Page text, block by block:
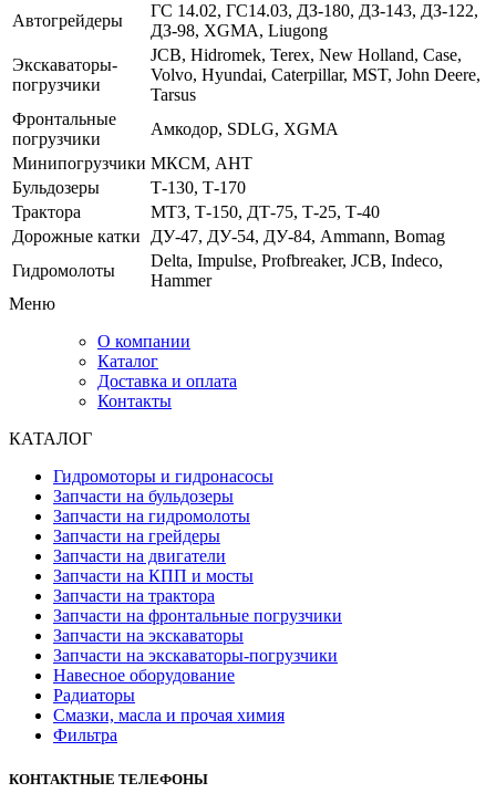
Автогрейдеры
ГС 14.02, ГС14.03, ДЗ-180, ДЗ-143, ДЗ-122,
ДЗ-98, XGMA, Liugong
Экскаваторы-
погрузчики
JCB, Hidromek, Terex, New Holland, Case,
Volvo, Hyundai, Caterpillar, MST, John Deere,
Tarsus
Фронтальные
погрузчики
Амкодор, SDLG, XGMA
Минипогрузчики МКСМ, АНТ
Бульдозеры
Т-130, Т-170
Трактора
МТЗ, Т-150, ДТ-75, Т-25, Т-40
Дорожные катки
ДУ-47, ДУ-54, ДУ-84, Ammann, Bomag
Гидромолоты
Delta, Impulse, Profbreaker, JCB, Indeco,
Hammer
Меню
О компании
Каталог
Доставка и оплата
Контакты
КАТАЛОГ
Гидромоторы и гидронасосы
Запчасти на бульдозеры
Запчасти на гидромолоты
Запчасти на грейдеры
Запчасти на двигатели
Запчасти на КПП и мосты
Запчасти на трактора
Запчасти на фронтальные погрузчики
Запчасти на экскаваторы
Запчасти на экскаваторы-погрузчики
Навесное оборудование
Радиаторы
Смазки, масла и прочая химия
Фильтра
КОНТАКТНЫЕ ТЕЛЕФОНЫ